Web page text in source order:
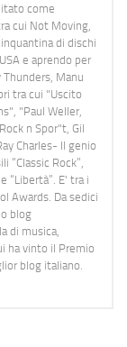
come
cui Not Moving,
di dischi
e aprendo per
Thunders, Manu
tra cui "Uscito
"Paul Weller,
n Spor"t, Gil
Charles- Il genio
“Classic Rock”,
“Libertà”. E' tra i
Awards. Da sedici
blog
di musica,
ha vinto il Premio
blog italiano.